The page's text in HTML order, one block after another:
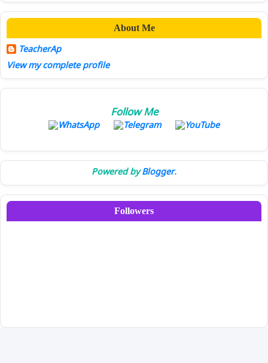
About Me
TeacherAp
View my complete profile
Follow Me
Powered byBlogger.
Followers